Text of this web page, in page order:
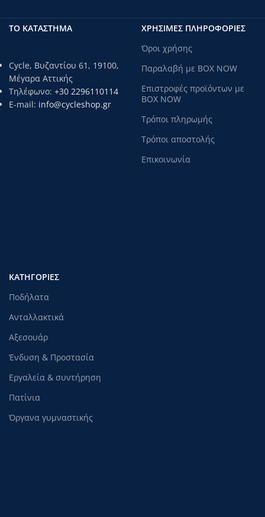
ΤΟ ΚΑΤΑΣΤΗΜΑ
Cycle, Βυζαντίου 61, 19100,
Μέγαρα Αττικής
Τηλέφωνο: +30 2296110114
E-mail: info@cycleshop.gr
ΧΡΗΣΙΜΕΣ ΠΛΗΡΟΦΟΡΙΕΣ
Όροι χρήσης
Παραλαβή με BOX NOW
Επιστροφές προϊόντων με
BOX NOW
Τρόποι πληρωμής
Τρόποι αποστολής
Επικοινωνία
ΚΑΤΗΓΟΡΊΕΣ
Ποδήλατα
Ανταλλακτικά
Αξεσουάρ
Ένδυση & Προστασία
Εργαλεία & συντήρηση
Πατίνια
Όργανα γυμναστικής